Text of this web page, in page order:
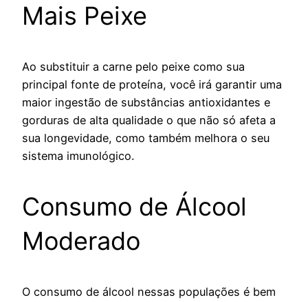
Mais Peixe
Ao substituir a carne pelo peixe como sua
principal fonte de proteína, você irá garantir uma
maior ingestão de substâncias antioxidantes e
gorduras de alta qualidade o que não só afeta a
sua longevidade, como também melhora o seu
sistema imunológico.
Consumo de Álcool
Moderado
O consumo de álcool nessas populações é bem